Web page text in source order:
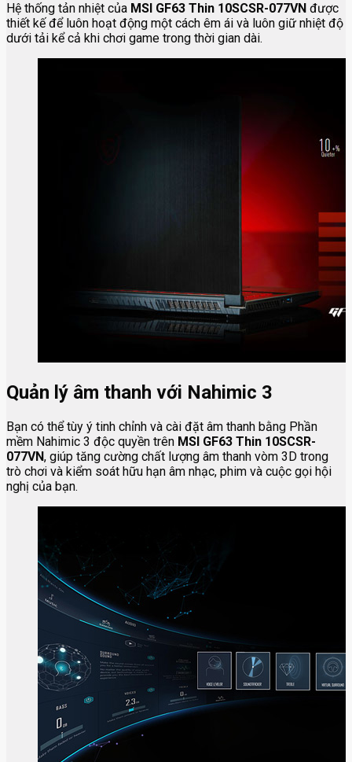
Hệ thống tản nhiệt của MSI GF63 Thin 10SCSR-077VN được
thiết kế để luôn hoạt động một cách êm ái và luôn giữ nhiệt độ
dưới tải kể cả khi chơi game trong thời gian dài.
Quản lý âm thanh với Nahimic 3
Bạn có thể tùy ý tinh chỉnh và cài đặt âm thanh bằng Phần
mềm Nahimic 3 độc quyền trên MSI GF63 Thin 10SCSR-
077VN, giúp tăng cường chất lượng âm thanh vòm 3D trong
trò chơi và kiểm soát hữu hạn âm nhạc, phim và cuộc gọi hội
nghị của bạn.